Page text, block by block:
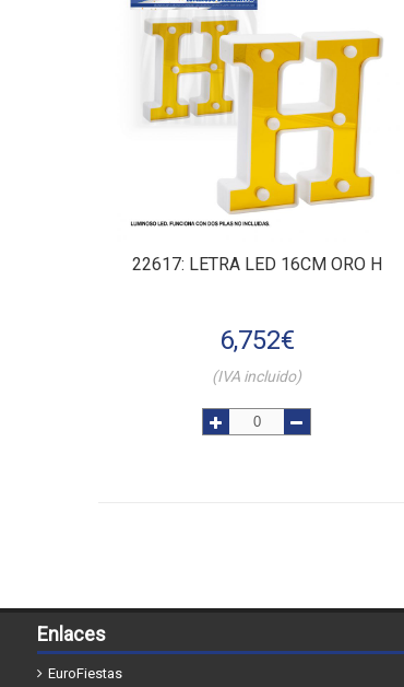
22617: LETRA LED 16CM ORO H
6,752€
(IVA incluido)
Enlaces
EuroFiestas